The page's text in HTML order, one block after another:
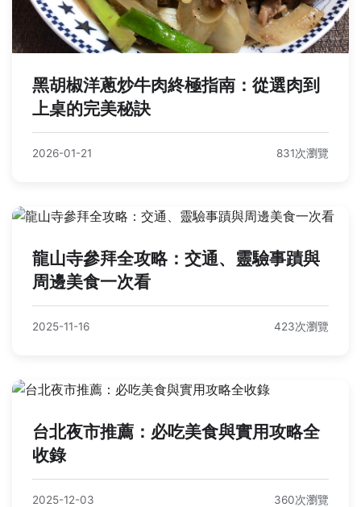
黑胡椒洋蔥炒牛肉終極指南：從選肉到
上桌的完美秘訣
2026-01-21 831次瀏覽
龍山寺參拜全攻略：交通、靈驗事蹟與
周邊美食一次看
2025-11-16 423次瀏覽
台北夜市推薦：必吃美食與實用攻略全
收錄
2025-12-03 360次瀏覽